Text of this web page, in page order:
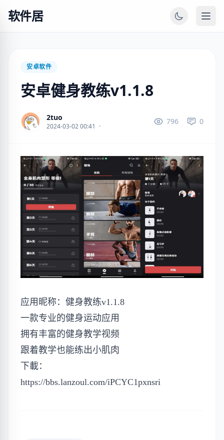
软件居
安卓软件
安卓健身教练v1.1.8
2tuo
2024-03-02 00:41 ·
796 0
应用昵称：健身教练v1.1.8
一款专业的健身运动应用
拥有丰富的健身教学视频
跟着教学也能练出小肌肉
下載：
https://bbs.lanzoul.com/iPCYC1pxnsri